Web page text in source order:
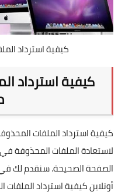
كيفية استرداد
كيفية استرداد
كيفية استرداد الملفات
الصفحة الصحيحة. سنقدم لك في
أونلاين كيفية استرداد